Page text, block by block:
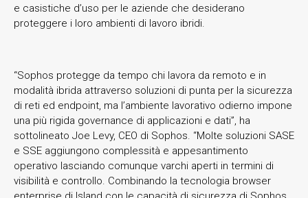
e casistiche d’uso per le aziende che desiderano
proteggere i loro ambienti di lavoro ibridi.
“Sophos protegge da tempo chi lavora da remoto e in
modalità ibrida attraverso soluzioni di punta per la sicurezza
di reti ed endpoint, ma l’ambiente lavorativo odierno impone
una più rigida governance di applicazioni e dati”, ha
sottolineato Joe Levy, CEO di Sophos. “Molte soluzioni SASE
e SSE aggiungono complessità e appesantimento
operativo lasciando comunque varchi aperti in termini di
visibilità e controllo. Combinando la tecnologia browser